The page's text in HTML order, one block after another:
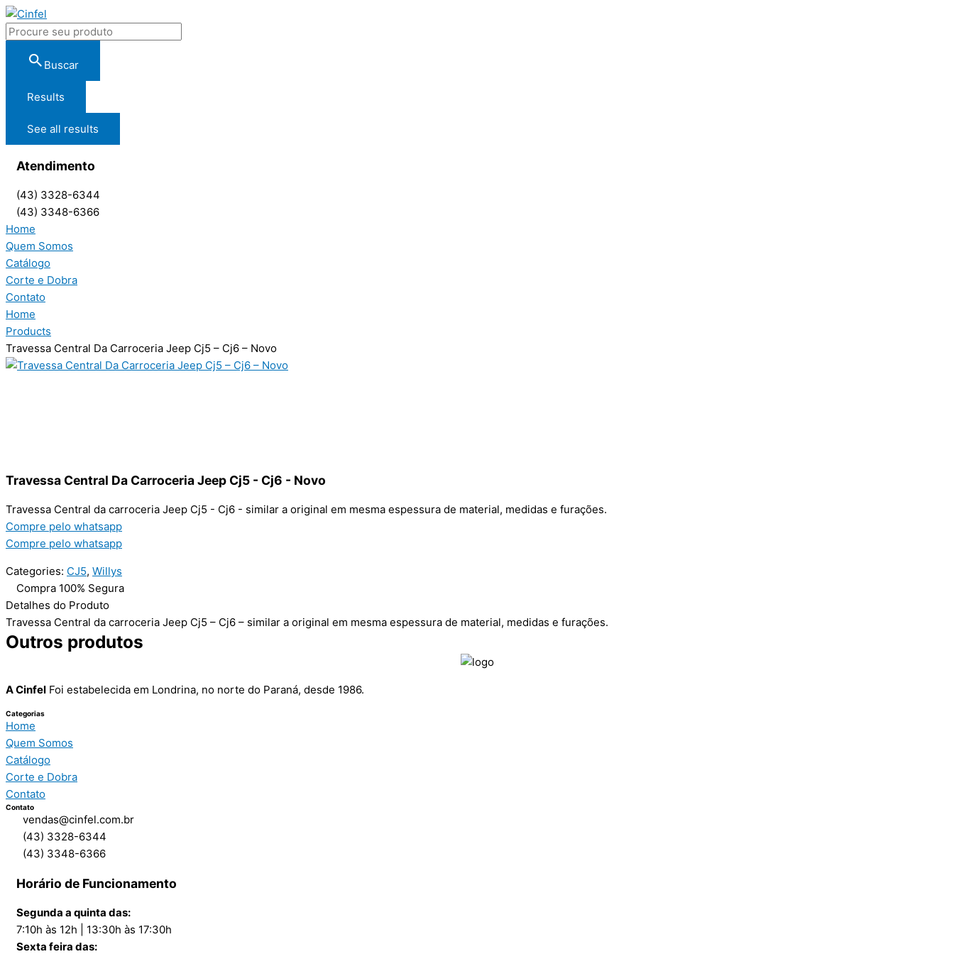
Buscar
Results
See all results
Atendimento
(43) 3328-6344
(43) 3348-6366
Home
Quem Somos
Catálogo
Corte e Dobra
Contato
Home
Products
Travessa Central Da Carroceria Jeep Cj5 – Cj6 – Novo
Travessa Central Da Carroceria Jeep Cj5 - Cj6 - Novo
Travessa Central da carroceria Jeep Cj5 - Cj6 - similar a original em mesma espessura de material, medidas e furações.
Compre pelo whatsapp
Compre pelo whatsapp
Categories: CJ5, Willys
Compra 100% Segura
Detalhes do Produto
Travessa Central da carroceria Jeep Cj5 – Cj6 – similar a original em mesma espessura de material, medidas e furações.
Outros produtos
A Cinfel Foi estabelecida em Londrina, no norte do Paraná, desde 1986.
Categorias
Home
Quem Somos
Catálogo
Corte e Dobra
Contato
Contato
vendas@cinfel.com.br
(43) 3328-6344
(43) 3348-6366
Horário de Funcionamento
Segunda a quinta das:
7:10h às 12h | 13:30h às 17:30h
Sexta feira das: